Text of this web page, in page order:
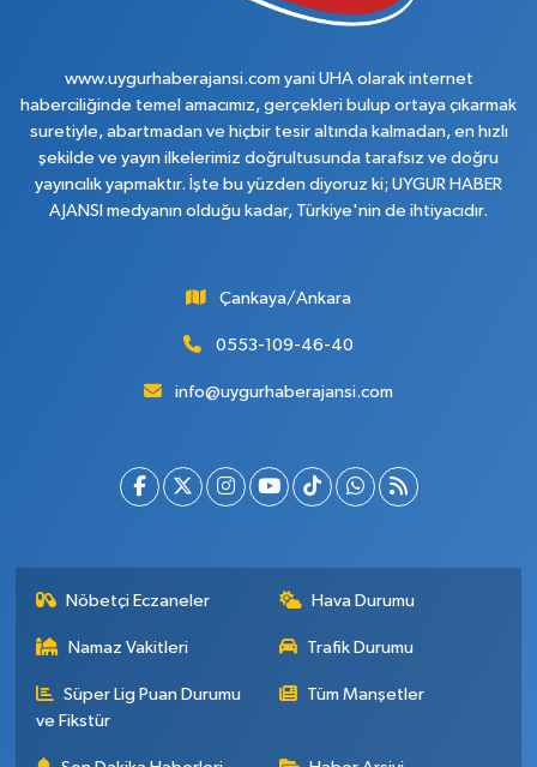
www.uygurhaberajansi.com yani UHA olarak internet
haberciliğinde temel amacımız, gerçekleri bulup ortaya çıkarmak
suretiyle, abartmadan ve hiçbir tesir altında kalmadan, en hızlı
şekilde ve yayın ilkelerimiz doğrultusunda tarafsız ve doğru
yayıncılık yapmaktır. İşte bu yüzden diyoruz ki; UYGUR HABER
AJANSI medyanın olduğu kadar, Türkiye'nin de ihtiyacıdır.
Çankaya/Ankara
0553-109-46-40
info@uygurhaberajansi.com
Nöbetçi Eczaneler Hava Durumu
Namaz Vakitleri Trafik Durumu
Süper Lig Puan Durumu
ve Fikstür
Tüm Manşetler